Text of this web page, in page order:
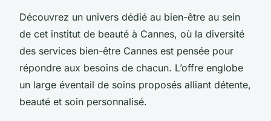
Découvrez un univers dédié au bien-être au sein
de cet institut de beauté à Cannes, où la diversité
des services bien-être Cannes est pensée pour
répondre aux besoins de chacun. L’offre englobe
un large éventail de soins proposés alliant détente,
beauté et soin personnalisé.